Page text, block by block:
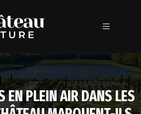
EN PLEIN AIR DANS LES